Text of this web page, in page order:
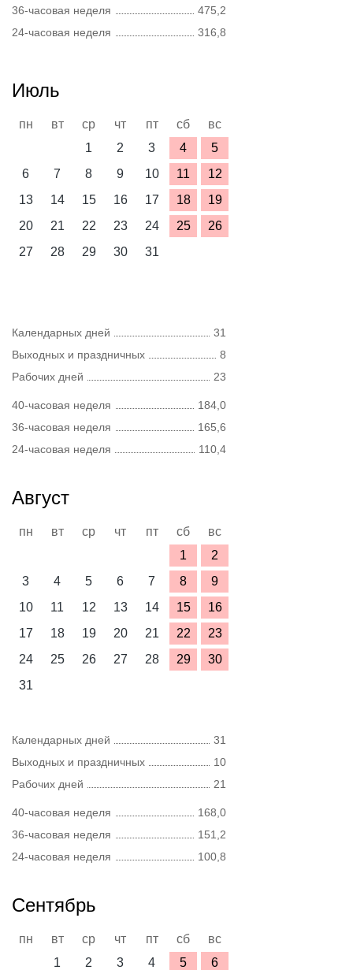
36-часовая неделя
475,2
24-часовая неделя
316,8
Июль
пн вт ср чт пт сб
вс
1
2 3 4
5
6
7 8 9 10 11
12
13
14 15 16 17 18
19
20
21 22 23 24 25
26
27
28 29 30 31
Календарных дней
31
Выходных и праздничных
8
Рабочих дней
23
40-часовая неделя
184,0
36-часовая неделя
165,6
24-часовая неделя
110,4
Август
пн вт ср чт пт сб
вс
1
2
3
4 5 6 7 8
9
10
11 12 13 14 15
16
17
18 19 20 21 22
23
24
25 26 27 28 29
30
31
Календарных дней
31
Выходных и праздничных
10
Рабочих дней
21
40-часовая неделя
168,0
36-часовая неделя
151,2
24-часовая неделя
100,8
Сентябрь
пн вт ср чт пт сб
вс
1
2 3 4 5
6